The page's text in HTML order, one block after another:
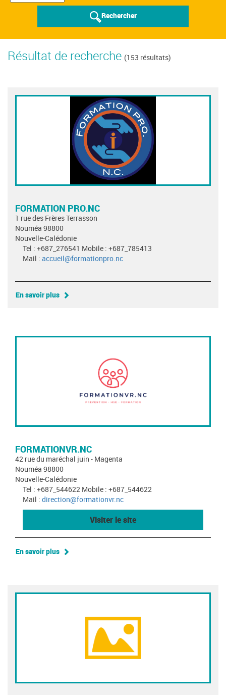
Rechercher
Résultat de recherche (153 résultats)
FORMATION PRO.NC
1 rue des Frères Terrasson
Nouméa 98800
Nouvelle-Calédonie
Tel : +687_276541 Mobile : +687_785413
Mail : accueil@formationpro.nc
En savoir plus
FORMATIONVR.NC
42 rue du maréchal juin - Magenta
Nouméa 98800
Nouvelle-Calédonie
Tel : +687_544622 Mobile : +687_544622
Mail : direction@formationvr.nc
Visiter le site
En savoir plus